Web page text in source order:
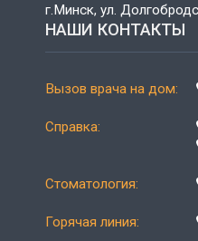
г.Минск, ул.
НАШИ КОНТАКТЫ
Вызов врача на дом:
Справка:
Стоматология:
Горячая линия: